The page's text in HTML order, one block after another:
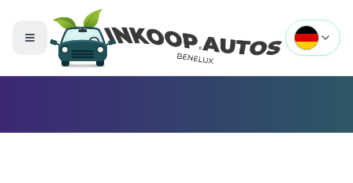
Menü umschalten